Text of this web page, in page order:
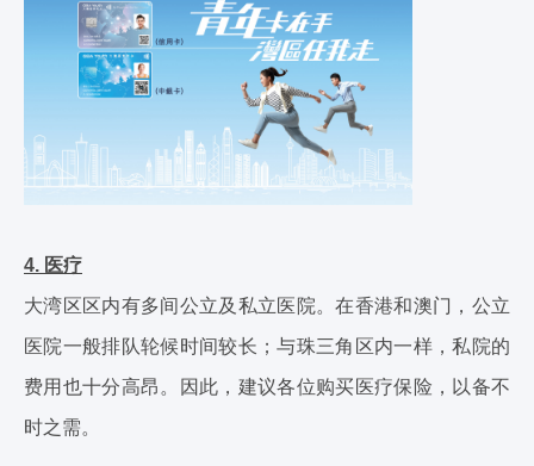
4. 医疗
大湾区区内有多间公立及私立医院。在香港和澳门，公立
医院一般排队轮候时间较长；与珠三角区内一样，私院的
费用也十分高昂。因此，建议各位购买医疗保险，以备不
时之需。